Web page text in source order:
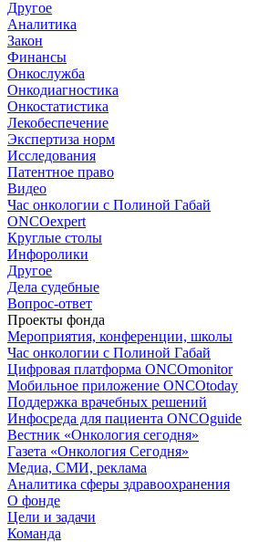
Другое
Аналитика
Закон
Финансы
Онкослужба
Онкодиагностика
Онкостатистика
Лекобеспечение
Экспертиза норм
Исследования
Патентное право
Видео
Час онкологии с Полиной Габай
ONCOexpert
Круглые столы
Инфоролики
Другое
Дела судебные
Вопрос-ответ
Проекты фонда
Мероприятия, конференции, школы
Час онкологии с Полиной Габай
Цифровая платформа ONCOmonitor
Мобильное приложение ONCOtoday
Поддержка врачебных решений
Инфосреда для пациента ONCOguide
Вестник «Онкология сегодня»
Газета «Онкология Сегодня»
Медиа, СМИ, реклама
Аналитика сферы здравоохранения
О фонде
Цели и задачи
Команда